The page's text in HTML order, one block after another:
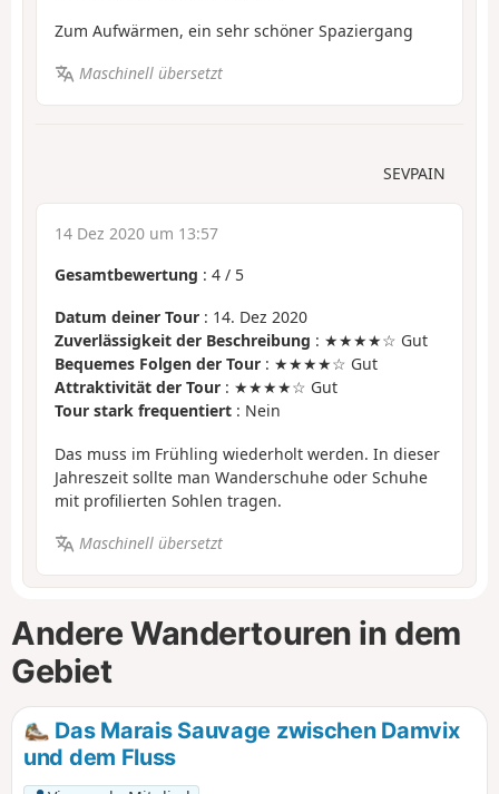
Zum Aufwärmen, ein sehr schöner Spaziergang
Maschinell übersetzt
SEVPAIN
14 Dez 2020 um 13:57
Gesamtbewertung : 4 / 5
Datum deiner Tour : 14. Dez 2020
Zuverlässigkeit der Beschreibung : ★★★★☆ Gut
Bequemes Folgen der Tour : ★★★★☆ Gut
Attraktivität der Tour : ★★★★☆ Gut
Tour stark frequentiert : Nein
Das muss im Frühling wiederholt werden. In dieser
Jahreszeit sollte man Wanderschuhe oder Schuhe
mit profilierten Sohlen tragen.
Maschinell übersetzt
Andere Wandertouren in dem
Gebiet
Das Marais Sauvage zwischen Damvix
und dem Fluss